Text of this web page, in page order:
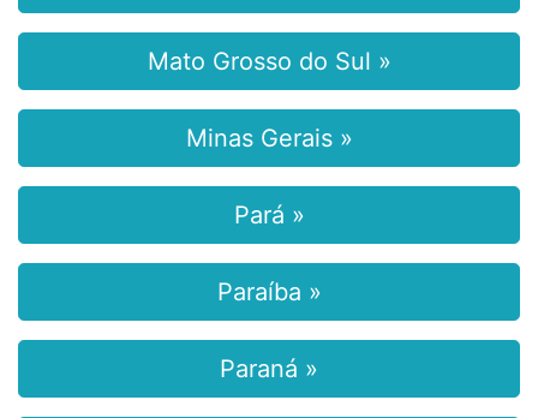
Mato Grosso do Sul »
Minas Gerais »
Pará »
Paraíba »
Paraná »